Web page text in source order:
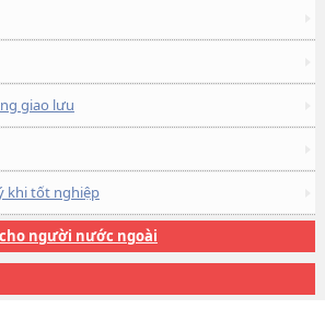
giao lưu
khi tốt nghiệp
người nước ngoài